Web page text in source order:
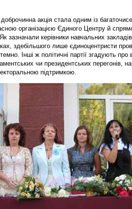
акція стала одним із
організацією Єдиного Центру й
зазначали керівники навчальних
здебільшого лише єдиноцентристи
Інші ж політичні партії згадують про
чи президентських перегонів,
підтримкою.